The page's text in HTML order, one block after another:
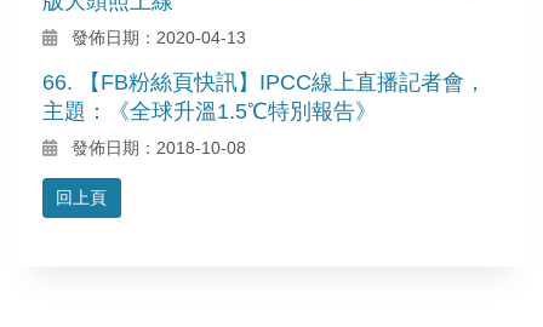
發佈日期：2020-04-13
66. 【FB粉絲頁快訊】IPCC線上直播記者會，
主題：《全球升溫1.5℃特別報告》
發佈日期：2018-10-08
回上頁